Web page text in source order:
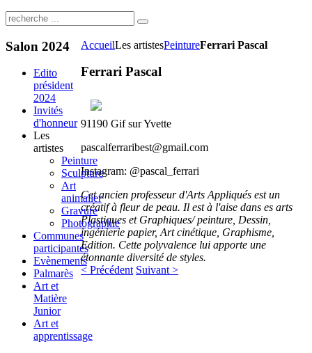
AccueilLes artistesPeintureFerrari Pascal
Ferrari Pascal
91190 Gif sur Yvette
pascalferraribest@gmail.com
Instagram: @pascal_ferrari
Cet ancien professeur d'Arts Appliqués est un
créatif à fleur de peau. Il est à l'aise dans es arts
Plastiques et Graphiques/ peinture, Dessin,
ingénierie papier, Art cinétique, Graphisme,
Edition. Cette polyvalence lui apporte une
étonnante diversité de styles.
< Précédent Suivant >
Salon 2024
Edito
président
2024
Invités
d'honneur
Les
artistes
Peinture
Sculpture
Art
animalier
Gravure
Photographie
Communes
participantes
Evènements
Palmarès
Art et
Matière
Junior
Art et
apprentissage